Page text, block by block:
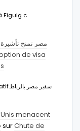
Figuig c
مصر تمنح
de visa
menacent
surChute de